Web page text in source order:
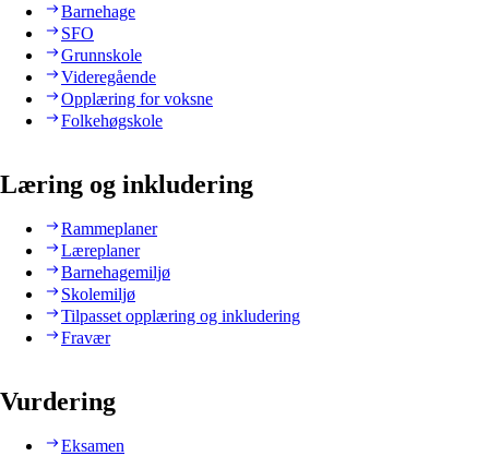
Barnehage
SFO
Grunnskole
Videregående
Opplæring for voksne
Folkehøgskole
Læring og inkludering
Rammeplaner
Læreplaner
Barnehagemiljø
Skolemiljø
Tilpasset opplæring og inkludering
Fravær
Vurdering
Eksamen